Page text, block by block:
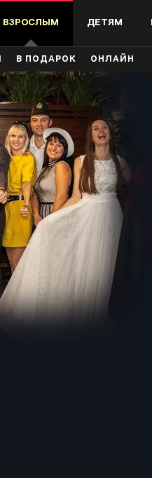
ВЗРОСЛЫМ ДЕТЯМ
В ПОДАРОК ОНЛАЙН